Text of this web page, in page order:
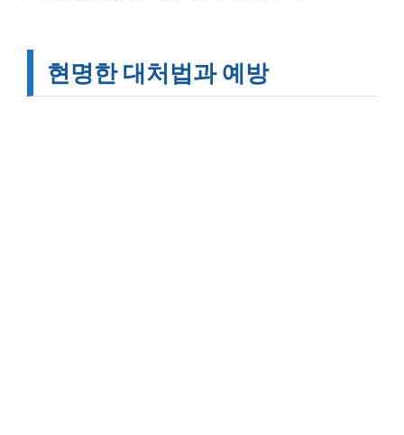
현명한 대처법과 예방